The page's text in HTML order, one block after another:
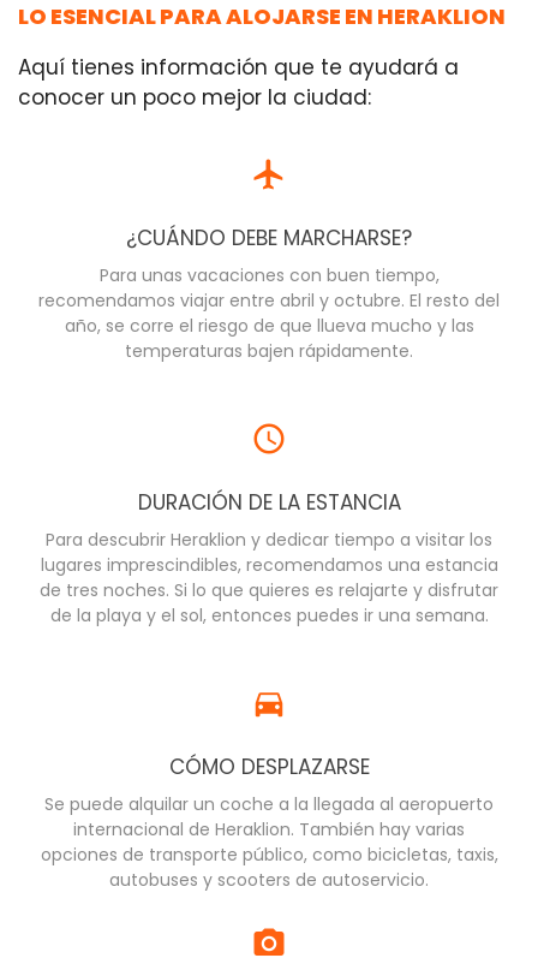
LO ESENCIAL PARA ALOJARSE EN HERAKLION
Aquí tienes información que te ayudará a
conocer un poco mejor la ciudad:
¿CUÁNDO DEBE MARCHARSE?
Para unas vacaciones con buen tiempo,
recomendamos viajar entre abril y octubre. El resto del
año, se corre el riesgo de que llueva mucho y las
temperaturas bajen rápidamente.
DURACIÓN DE LA ESTANCIA
Para descubrir Heraklion y dedicar tiempo a visitar los
lugares imprescindibles, recomendamos una estancia
de tres noches. Si lo que quieres es relajarte y disfrutar
de la playa y el sol, entonces puedes ir una semana.
CÓMO DESPLAZARSE
Se puede alquilar un coche a la llegada al aeropuerto
internacional de Heraklion. También hay varias
opciones de transporte público, como bicicletas, taxis,
autobuses y scooters de autoservicio.